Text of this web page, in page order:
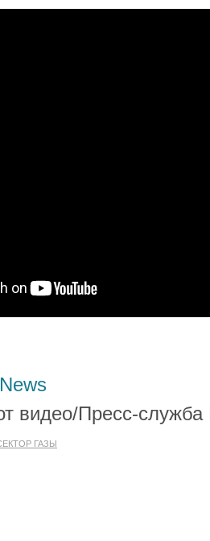
видео/Пресс-
ГАЗЫ